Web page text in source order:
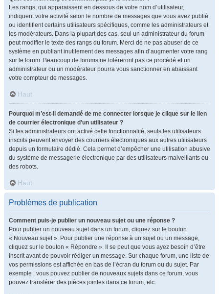
Les rangs, qui apparaissent en dessous de votre nom d’utilisateur,
indiquent votre activité selon le nombre de messages que vous avez publié
ou identifient certains utilisateurs spécifiques, comme les administrateurs et
les modérateurs. Dans la plupart des cas, seul un administrateur du forum
peut modifier le texte des rangs du forum. Merci de ne pas abuser de ce
système en publiant inutilement des messages afin d’augmenter votre rang
sur le forum. Beaucoup de forums ne toléreront pas ce procédé et un
administrateur ou un modérateur pourra vous sanctionner en abaissant
votre compteur de messages.
Haut
Pourquoi m’est-il demandé de me connecter lorsque je clique sur le lien
de courrier électronique d’un utilisateur ?
Si les administrateurs ont activé cette fonctionnalité, seuls les utilisateurs
inscrits peuvent envoyer des courriers électroniques aux autres utilisateurs
depuis un formulaire dédié. Cela permet d’empêcher une utilisation abusive
du système de messagerie électronique par des utilisateurs malveillants ou
des robots.
Haut
Problèmes de publication
Comment puis-je publier un nouveau sujet ou une réponse ?
Pour publier un nouveau sujet dans un forum, cliquez sur le bouton
« Nouveau sujet ». Pour publier une réponse à un sujet ou un message,
cliquez sur le bouton « Répondre ». Il se peut que vous ayez besoin d’être
inscrit avant de pouvoir rédiger un message. Sur chaque forum, une liste de
vos permissions est affichée en bas de l’écran du forum ou du sujet. Par
exemple : vous pouvez publier de nouveaux sujets dans ce forum, vous
pouvez transférer des pièces jointes dans ce forum, etc.